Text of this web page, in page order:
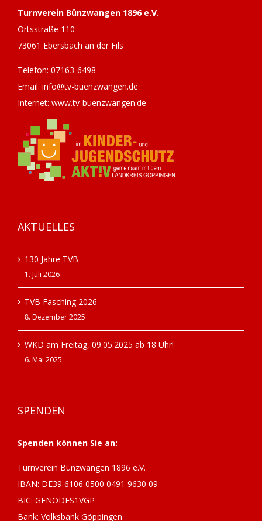
Turnverein Bünzwangen 1896 e.V.
Ortsstraße 110
73061 Ebersbach an der Fils
Telefon: 07163-6498
Email: info@tv-buenzwangen.de
Internet: www.tv-buenzwangen.de
AKTUELLES
130 Jahre TVB
1. Juli 2026
TVB Fasching 2026
8. Dezember 2025
WKD am Freitag, 09.05.2025 ab 18 Uhr!
6. Mai 2025
SPENDEN
Spenden können Sie an:
Turnverein Bünzwangen 1896 e.V.
IBAN: DE39 6106 0500 0491 9630 09
BIC: GENODES1VGP
Bank: Volksbank Göppingen